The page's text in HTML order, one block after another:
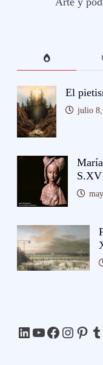
El
julio
S.XV
LinkedIn
YouTube
Facebook